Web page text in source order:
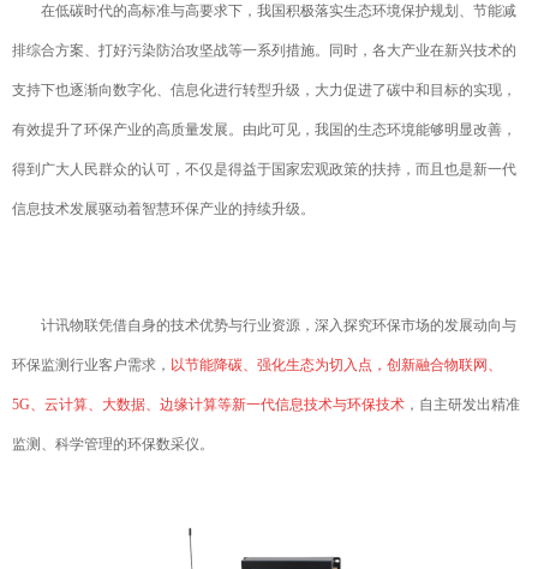
在低碳时代的高标准与高要求下，我国积极落实生态环境保护规划、节能减
排综合方案、打好污染防治攻坚战等一系列措施。同时，各大产业在新兴技术的
支持下也逐渐向数字化、信息化进行转型升级，大力促进了碳中和目标的实现，
有效提升了环保产业的高质量发展。由此可见，我国的生态环境能够明显改善，
得到广大人民群众的认可，不仅是得益于国家宏观政策的扶持，而且也是新一代
信息技术发展驱动着智慧环保产业的持续升级。
计讯物联凭借自身的技术优势与行业资源，深入探究环保市场的发展动向与
环保监测行业客户需求， 以节能降碳、强化生态为切入点，创新融合物联网、
5G、云计算、大数据、边缘计算等新一代信息技术与环保技术 ，自主研发出精准
监测、科学管理的环保数采仪。